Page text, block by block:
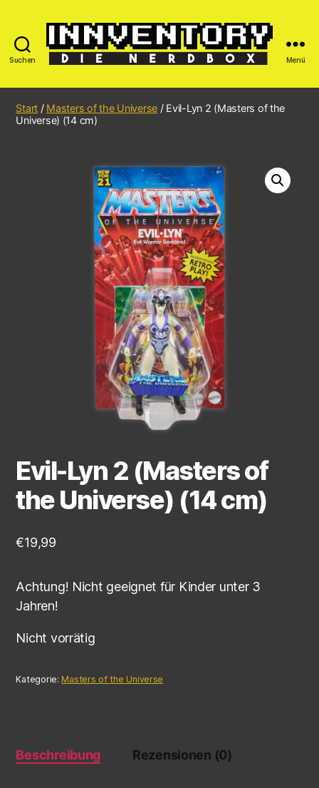
Suchen Menü
Start / Masters of the Universe / Evil-Lyn 2 (Masters of the
Universe) (14 cm)
Evil-Lyn 2 (Masters of
the Universe) (14 cm)
€19,99
Achtung! Nicht geeignet für Kinder unter 3
Jahren!
Nicht vorrätig
Kategorie: Masters of the Universe
Beschreibung Rezensionen (0)